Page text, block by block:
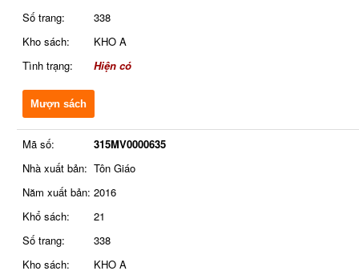
Số trang:
338
Kho sách:
KHO A
Tình trạng:
Hiện có
Mượn sách
Mã số:
315MV0000635
Nhà xuất bản: Tôn Giáo
Năm xuất bản: 2016
Khổ sách:
21
Số trang:
338
Kho sách:
KHO A